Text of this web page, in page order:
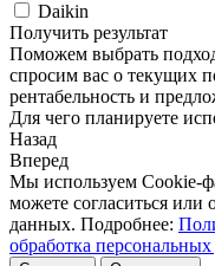
Daikin
Получить результат
Поможем выбрать
спросим вас о текущих
рентабельность и
Для чего планируете
Назад
Вперед
Мы используем Cookie-
можете согласиться или
данных. Подробнее:
обработка